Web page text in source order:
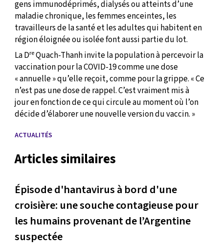
gens immunodéprimés, dialysés ou atteints d’une
maladie chronique, les femmes enceintes, les
travailleurs de la santé et les adultes qui habitent en
région éloignée ou isolée font aussi partie du lot.
La DreQuach-Thanh invite la population à percevoir la
vaccination pour la COVID-19 comme une dose
« annuelle » qu’elle reçoit, comme pour la grippe. « Ce
n’est pas une dose de rappel. C’est vraiment mis à
jour en fonction de ce qui circule au moment où l’on
décide d’élaborer une nouvelle version du vaccin. »
ACTUALITÉS
Articles similaires
Épisode d'hantavirus à bord d'une
croisière: une souche contagieuse pour
les humains provenant de l’Argentine
suspectée